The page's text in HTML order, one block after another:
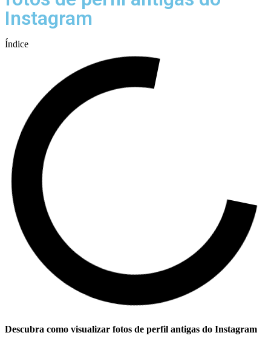
Instagram
Índice
Descubra como visualizar fotos de perfil antigas do Instagram